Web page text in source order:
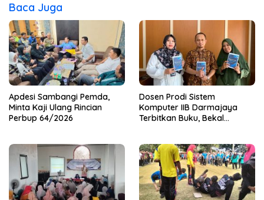
Baca Juga
Apdesi Sambangi Pemda,
Minta Kaji Ulang Rincian
Perbup 64/2026
Dosen Prodi Sistem
Komputer IIB Darmajaya
Terbitkan Buku, Bekal